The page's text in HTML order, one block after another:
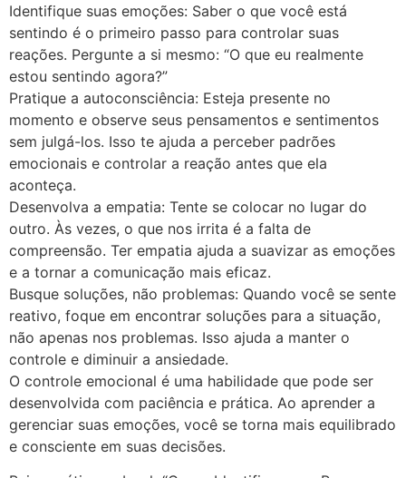
Identifique suas emoções: Saber o que você está
sentindo é o primeiro passo para controlar suas
reações. Pergunte a si mesmo: “O que eu realmente
estou sentindo agora?”
Pratique a autoconsciência: Esteja presente no
momento e observe seus pensamentos e sentimentos
sem julgá-los. Isso te ajuda a perceber padrões
emocionais e controlar a reação antes que ela
aconteça.
Desenvolva a empatia: Tente se colocar no lugar do
outro. Às vezes, o que nos irrita é a falta de
compreensão. Ter empatia ajuda a suavizar as emoções
e a tornar a comunicação mais eficaz.
Busque soluções, não problemas: Quando você se sente
reativo, foque em encontrar soluções para a situação,
não apenas nos problemas. Isso ajuda a manter o
controle e diminuir a ansiedade.
O controle emocional é uma habilidade que pode ser
desenvolvida com paciência e prática. Ao aprender a
gerenciar suas emoções, você se torna mais equilibrado
e consciente em suas decisões.